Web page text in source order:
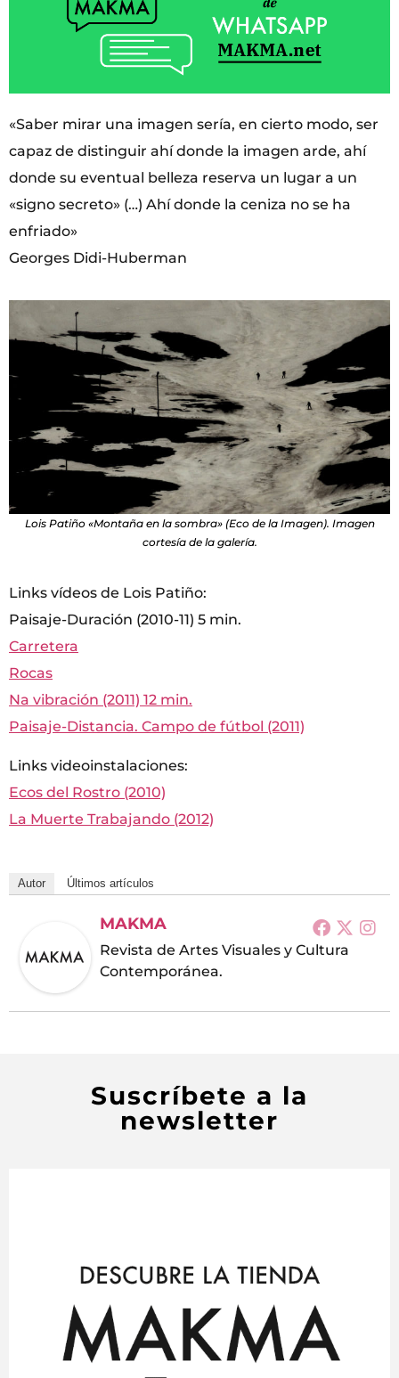
«Saber mirar una imagen sería, en cierto modo, ser
capaz de distinguir ahí donde la imagen arde, ahí
donde su eventual belleza reserva un lugar a un
«signo secreto» (…) Ahí donde la ceniza no se ha
enfriado»
Georges Didi-Huberman
Lois Patiño «Montaña en la sombra» (Eco de la Imagen). Imagen
cortesía de la galería.
Links vídeos de Lois Patiño:
Paisaje-Duración (2010-11) 5 min.
Carretera
Rocas
Na vibración (2011) 12 min.
Paisaje-Distancia. Campo de fútbol (2011)
Links videoinstalaciones:
Ecos del Rostro (2010)
La Muerte Trabajando (2012)
Autor Últimos artículos
MAKMA
Revista de Artes Visuales y Cultura
Contemporánea.
Suscríbete a la
newsletter